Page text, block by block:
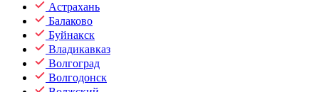
Астрахань
Балаково
Буйнакск
Владикавказ
Волгоград
Волгодонск